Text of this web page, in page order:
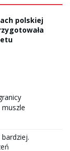
polskiej
muszle